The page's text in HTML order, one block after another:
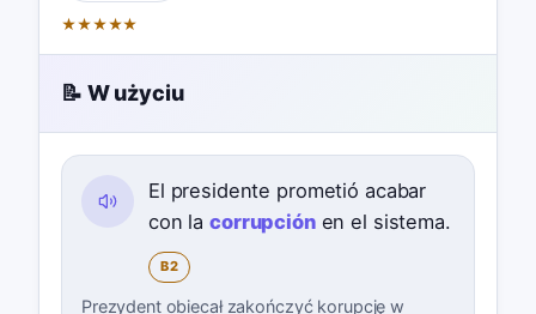
★★★★★
📝 W użyciu
El presidente prometió acabar
con lacorrupciónen el sistema.
B2
Prezydent obiecał zakończyć korupcję w